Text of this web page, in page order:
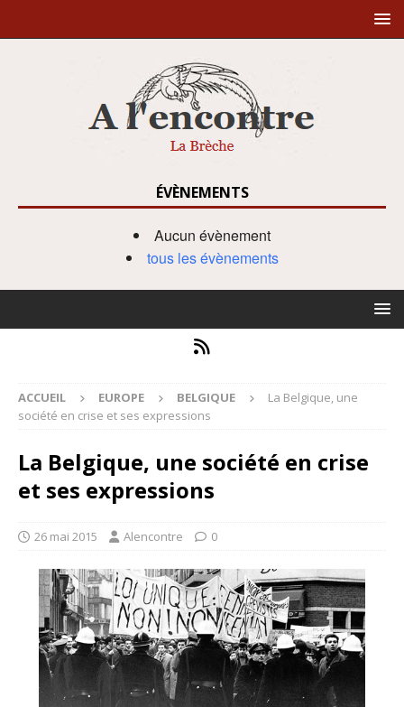
ÉVÈNEMENTS
Aucun évènement
tous les évènements
ACCUEIL EUROPE BELGIQUE
La Belgique, une
société en crise et ses expressions
La Belgique, une société en crise
et ses expressions
26 mai 2015 Alencontre 0